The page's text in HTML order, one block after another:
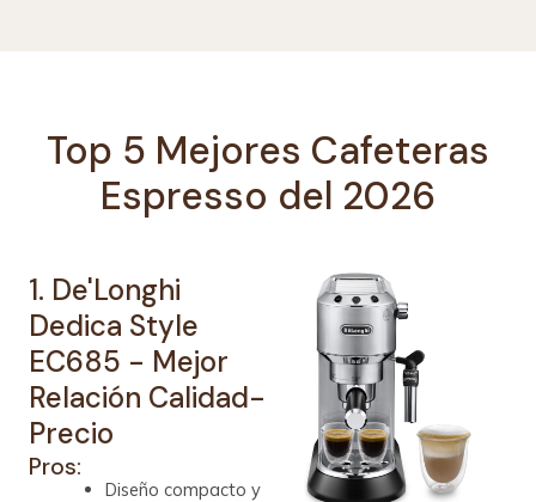
Top 5 Mejores Cafeteras
Espresso del 2026
1. De'Longhi
Dedica Style
EC685 - Mejor
Relación Calidad-
Precio
Pros:
Diseño compacto y